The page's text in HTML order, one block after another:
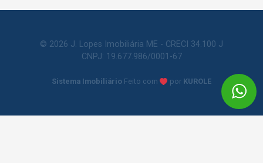
© 2026 J. Lopes Imobiliária ME - CRECI 34.100 J
CNPJ: 19.677.986/0001-67
Sistema Imobiliário Feito com por KUROLE